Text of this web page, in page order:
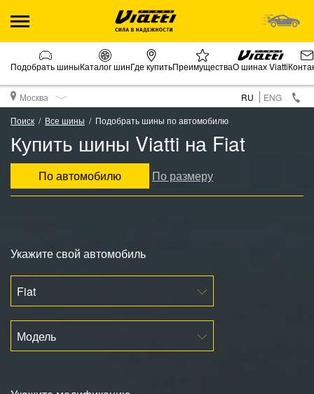
Подобрать шиныКаталог шинГде купитьПреимуществаО шинах Viatti
Москва RU
ENG
Поиск
Все шины Подобрать шины по автомобилю
Купить шины Viatti на Fiat
По автомобилю По размеру
Укажите свой автомобиль
Fiat
Модель